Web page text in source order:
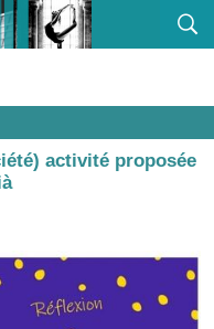
activité proposée